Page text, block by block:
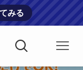
みる